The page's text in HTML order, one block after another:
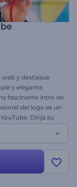
web y destaque
y elegante.
fascinante intro de
del logo es un
Dirija su
sin costo